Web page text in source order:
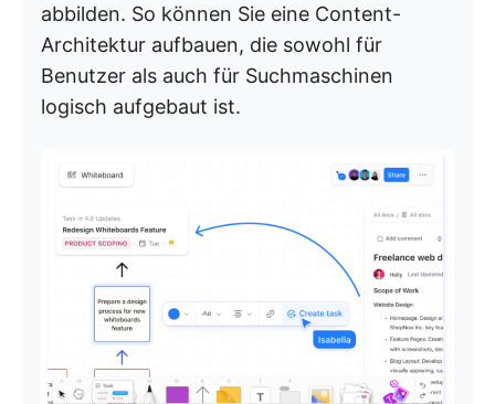
abbilden. So können Sie eine Content-
Architektur aufbauen, die sowohl für
Benutzer als auch für Suchmaschinen
logisch aufgebaut ist.